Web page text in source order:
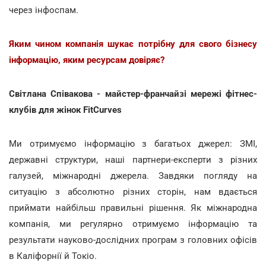
через інфоспам.
Яким чином компанія шукає потрібну для свого бізнесу
інформацію, яким ресурсам довіряє?
Світлана Співакова - майстер-франчайзі мережі фітнес-
клубів для жінок FitCurves
Ми отримуємо інформацію з багатьох джерел: ЗМІ,
державні структури, наші партнери-експерти з різних
галузей, міжнародні джерела. Завдяки погляду на
ситуацію з абсолютно різних сторін, нам вдається
приймати найбільш правильні рішення. Як міжнародна
компанія, ми регулярно отримуємо інформацію та
результати науково-дослідних програм з головних офісів
в Каліфорнії й Токіо.